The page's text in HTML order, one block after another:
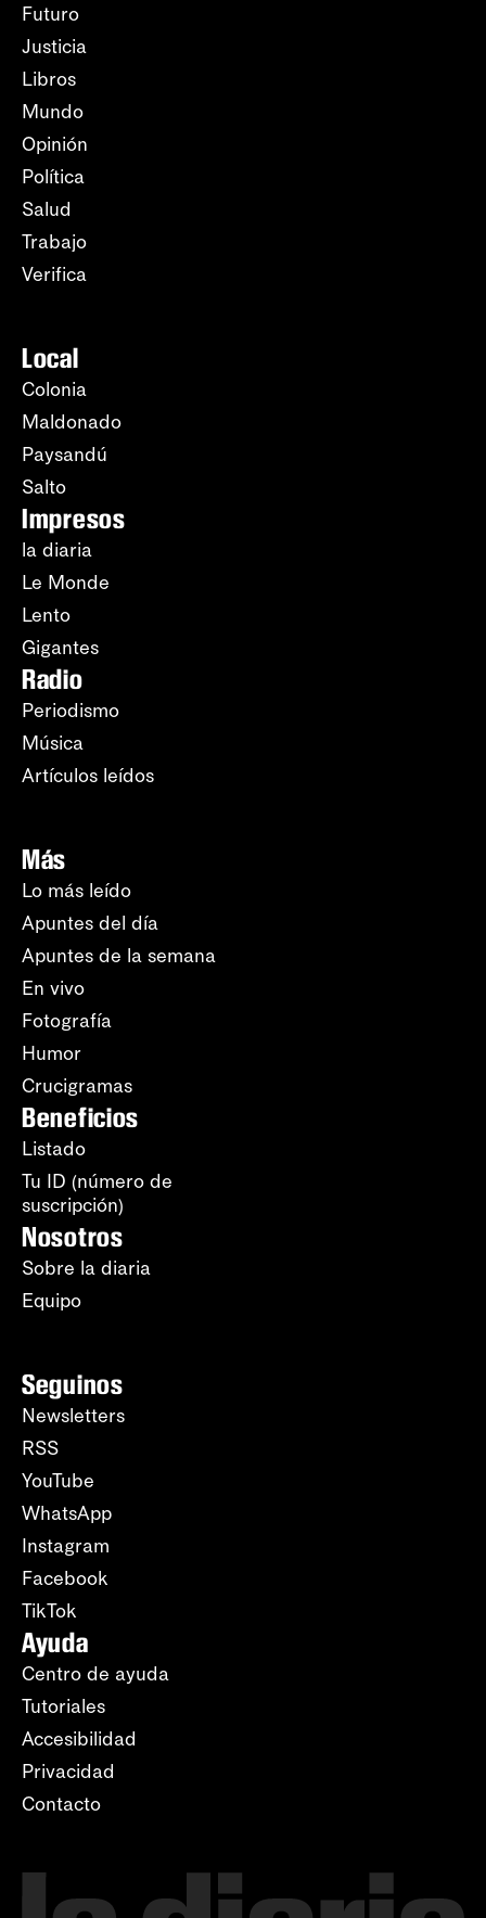
Futuro
Justicia
Libros
Mundo
Opinión
Política
Salud
Trabajo
Verifica
Local
Colonia
Maldonado
Paysandú
Salto
Impresos
la diaria
Le Monde
Lento
Gigantes
Radio
Periodismo
Música
Artículos leídos
Más
Lo más leído
Apuntes del día
Apuntes de la semana
En vivo
Fotografía
Humor
Crucigramas
Beneficios
Listado
Tu ID (número de
suscripción)
Nosotros
Sobre la diaria
Equipo
Seguinos
Newsletters
RSS
YouTube
WhatsApp
Instagram
Facebook
TikTok
Ayuda
Centro de ayuda
Tutoriales
Accesibilidad
Privacidad
Contacto